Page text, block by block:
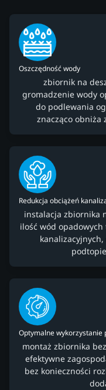
Oszczędność wody
zbiornik na
gromadzenie wody
do podlewania
znacząco obniża
Redukcja obciążeń
instalacja zbiornika
ilość wód
Optymalne wykorzystanie
montaż zbiornika
efektywne
bez konieczności